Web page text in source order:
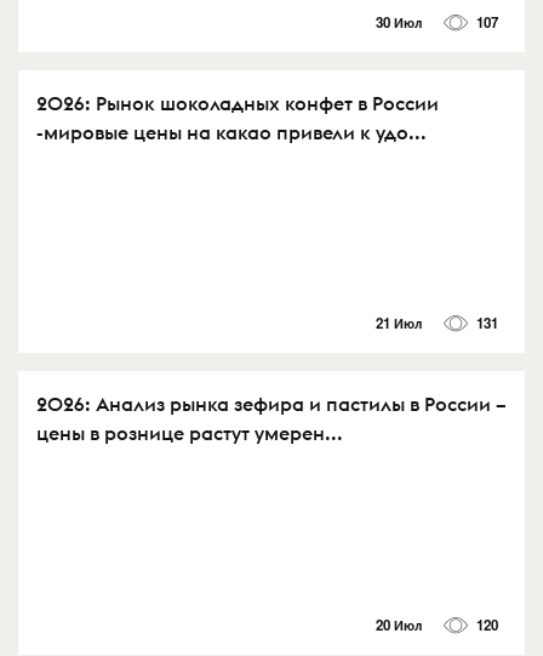
30 Июл 107
2026: Рынок шоколадных конфет в России
-мировые цены на какао привели к удо...
21 Июл 131
2026: Анализ рынка зефира и пастилы в России –
цены в рознице растут умерен...
20 Июл 120